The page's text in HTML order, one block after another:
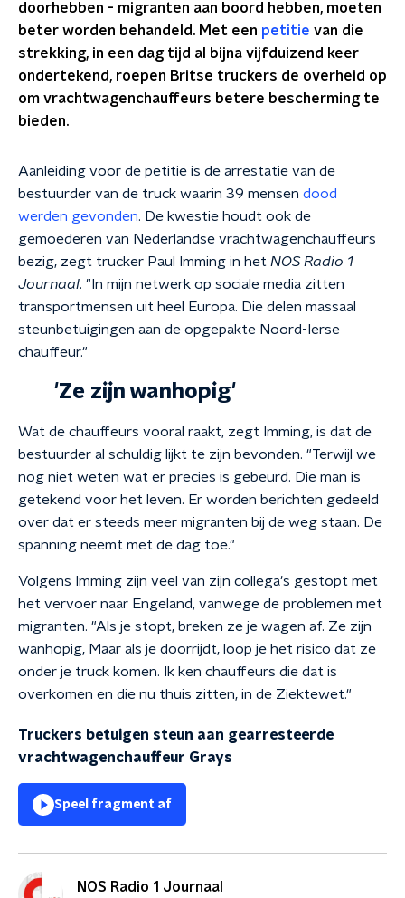
doorhebben - migranten aan boord hebben, moeten
beter worden behandeld. Met een petitie van die
strekking, in een dag tijd al bijna vijfduizend keer
ondertekend, roepen Britse truckers de overheid op
om vrachtwagenchauffeurs betere bescherming te
bieden.
Aanleiding voor de petitie is de arrestatie van de
bestuurder van de truck waarin 39 mensen dood
werden gevonden. De kwestie houdt ook de
gemoederen van Nederlandse vrachtwagenchauffeurs
bezig, zegt trucker Paul Imming in het NOS Radio 1
Journaal. "In mijn netwerk op sociale media zitten
transportmensen uit heel Europa. Die delen massaal
steunbetuigingen aan de opgepakte Noord-Ierse
chauffeur."
'Ze zijn wanhopig'
Wat de chauffeurs vooral raakt, zegt Imming, is dat de
bestuurder al schuldig lijkt te zijn bevonden. "Terwijl we
nog niet weten wat er precies is gebeurd. Die man is
getekend voor het leven. Er worden berichten gedeeld
over dat er steeds meer migranten bij de weg staan. De
spanning neemt met de dag toe."
Volgens Imming zijn veel van zijn collega's gestopt met
het vervoer naar Engeland, vanwege de problemen met
migranten. "Als je stopt, breken ze je wagen af. Ze zijn
wanhopig, Maar als je doorrijdt, loop je het risico dat ze
onder je truck komen. Ik ken chauffeurs die dat is
overkomen en die nu thuis zitten, in de Ziektewet."
Truckers betuigen steun aan gearresteerde
vrachtwagenchauffeur Grays
Speel fragment af
NOS Radio 1 Journaal